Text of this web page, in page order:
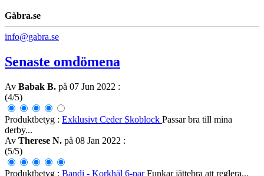
Gåbra.se
info@gabra.se
Senaste omdömena
Av Babak B. på 07 Jun 2022 :
(4/5)
Produktbetyg : Exklusivt Ceder Skoblock Passar bra till mina
derby...
Av Therese N. på 08 Jan 2022 :
(5/5)
Produktbetyg : Bandi - Korkhäl 6-parFunkar jättebra att reglera...